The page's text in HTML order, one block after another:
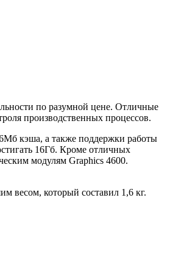
по разумной цене. Отличные
производственных процессов.
кэша, а также поддержки работы
16Гб. Кроме отличных
модулям Graphics 4600.
весом, который составил 1,6 кг.